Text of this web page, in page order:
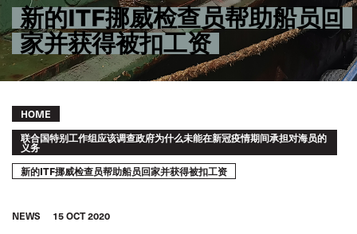
新的ITF挪威检查员帮助船员回
家并获得被扣工资
Breadcrumb
HOME
联合国特别工作组应该调查政府为什么未能在新冠疫情期间承担对海员的
义务
新的ITF挪威检查员帮助船员回家并获得被扣工资
NEWS 15 OCT 2020